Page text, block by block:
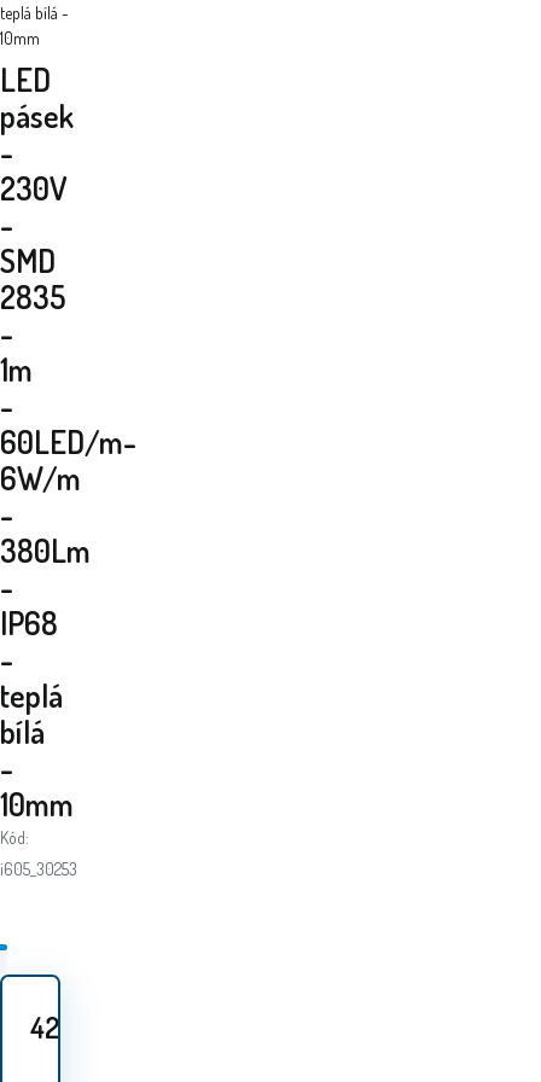
teplá bílá -
10mm
LED
pásek
-
230V
-
SMD
2835
-
1m
-
60LED/m-
6W/m
-
380Lm
-
IP68
-
teplá
bílá
-
10mm
Kód:
i605_30253
42